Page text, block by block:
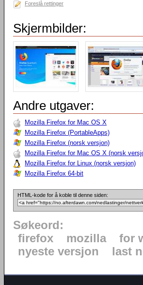
Foreslå rettinger
Skjermbilder:
Andre utgaver:
Mozilla Firefox for Mac OS X
Mozilla Firefox (PortableApps)
Mozilla Firefox (norsk versjon)
Mozilla Firefox for Mac OS X (norsk
Mozilla Firefox for Linux (norsk versjon)
Mozilla Firefox 64-bit
HTML-kode for å koble til denne siden:
Søkeord:
firefox
mozilla for
nyeste versjon
last